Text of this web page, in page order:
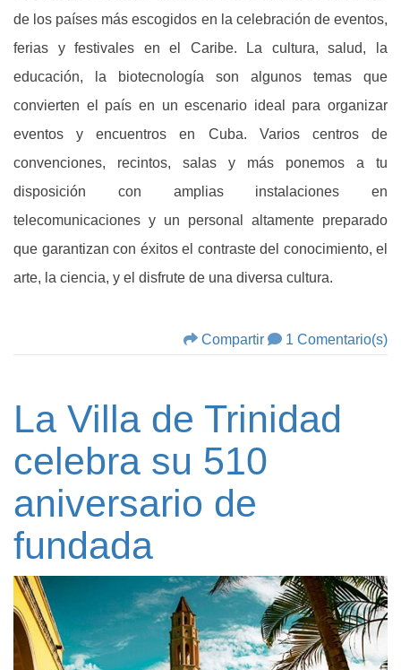
de los países más escogidos en la celebración de eventos,
ferias y festivales en el Caribe. La cultura, salud, la
educación, la biotecnología son algunos temas que
convierten el país en un escenario ideal para organizar
eventos y encuentros en Cuba. Varios centros de
convenciones, recintos, salas y más ponemos a tu
disposición con amplias instalaciones en
telecomunicaciones y un personal altamente preparado
que garantizan con éxitos el contraste del conocimiento, el
arte, la ciencia, y el disfrute de una diversa cultura.
Compartir 1 Comentario(s)
La Villa de Trinidad
celebra su 510
aniversario de
fundada